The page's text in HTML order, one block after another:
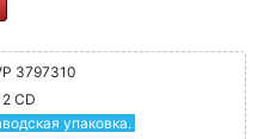
3797310
2 CD
упаковка.